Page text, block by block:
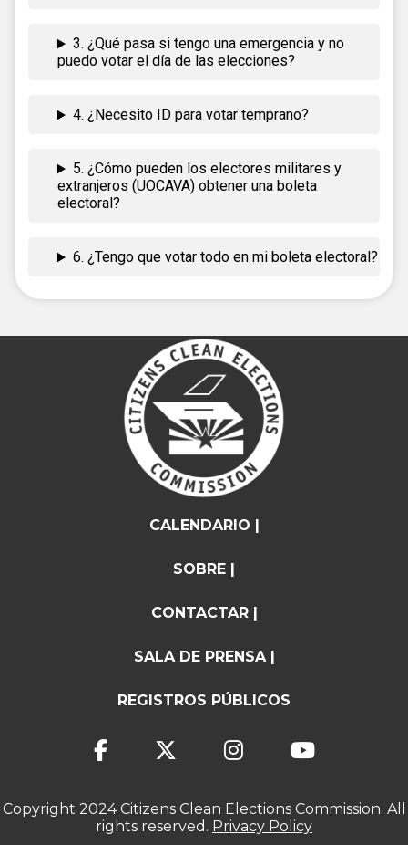
3. ¿Qué pasa si tengo una emergencia y no
puedo votar el día de las elecciones?
4. ¿Necesito ID para votar temprano?
5. ¿Cómo pueden los electores militares y
extranjeros (UOCAVA) obtener una boleta
electoral?
6. ¿Tengo que votar todo en mi boleta electoral?
CALENDARIO |
SOBRE |
CONTACTAR |
SALA DE PRENSA |
REGISTROS PÚBLICOS
Copyright 2024 Citizens Clean Elections Commission. All
rights reserved. Privacy Policy